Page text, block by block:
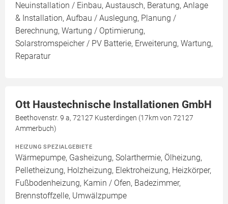
Neuinstallation / Einbau, Austausch, Beratung, Anlage
& Installation, Aufbau / Auslegung, Planung /
Berechnung, Wartung / Optimierung,
Solarstromspeicher / PV Batterie, Erweiterung, Wartung,
Reparatur
Ott Haustechnische Installationen GmbH
Beethovenstr. 9 a, 72127 Kusterdingen (17km von 72127
Ammerbuch)
HEIZUNG SPEZIALGEBIETE
Wärmepumpe, Gasheizung, Solarthermie, Ölheizung,
Pelletheizung, Holzheizung, Elektroheizung, Heizkörper,
Fußbodenheizung, Kamin / Ofen, Badezimmer,
Brennstoffzelle, Umwälzpumpe